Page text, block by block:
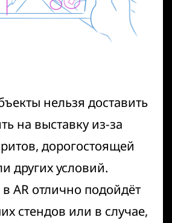
нельзя доставить
на выставку из-за
дорогостоящей
других условий.
AR отлично подойдёт
стендов или в случае,